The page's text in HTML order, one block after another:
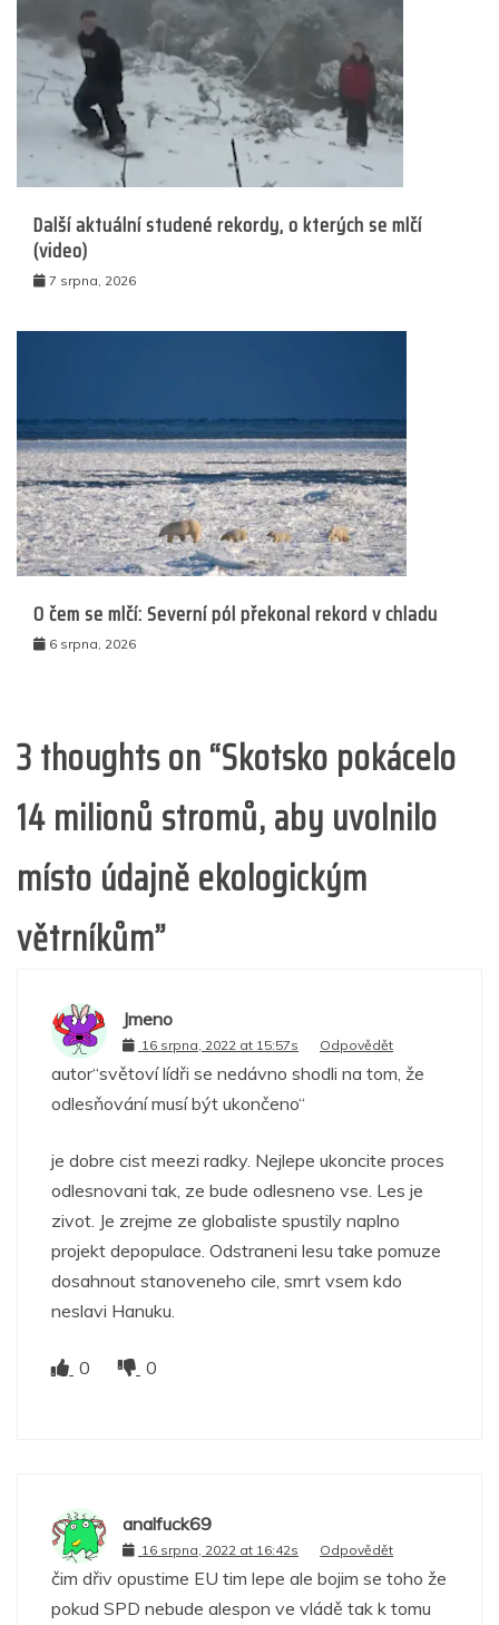
Další aktuální studené rekordy, o kterých se mlčí
(video)
7 srpna, 2026
O čem se mlčí: Severní pól překonal rekord v chladu
6 srpna, 2026
3 thoughts on “Skotsko pokácelo
14 milionů stromů, aby uvolnilo
místo údajně ekologickým
větrníkům”
Jmeno
16 srpna, 2022 at 15:57s Odpovědět
autor“světoví lídři se nedávno shodli na tom, že
odlesňování musí být ukončeno“
je dobre cist meezi radky. Nejlepe ukoncite proces
odlesnovani tak, ze bude odlesneno vse. Les je
zivot. Je zrejme ze globaliste spustily naplno
projekt depopulace. Odstraneni lesu take pomuze
dosahnout stanoveneho cile, smrt vsem kdo
neslavi Hanuku.
0 0
analfuck69
16 srpna, 2022 at 16:42s Odpovědět
čim dřiv opustime EU tim lepe ale bojim se toho že
pokud SPD nebude alespon ve vládě tak k tomu